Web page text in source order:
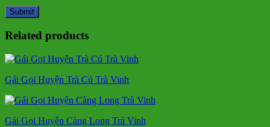
Related products
Gái Gọi Huyện Trà Cú Trà Vinh
Gái Gọi Huyện Càng Long Trà Vinh